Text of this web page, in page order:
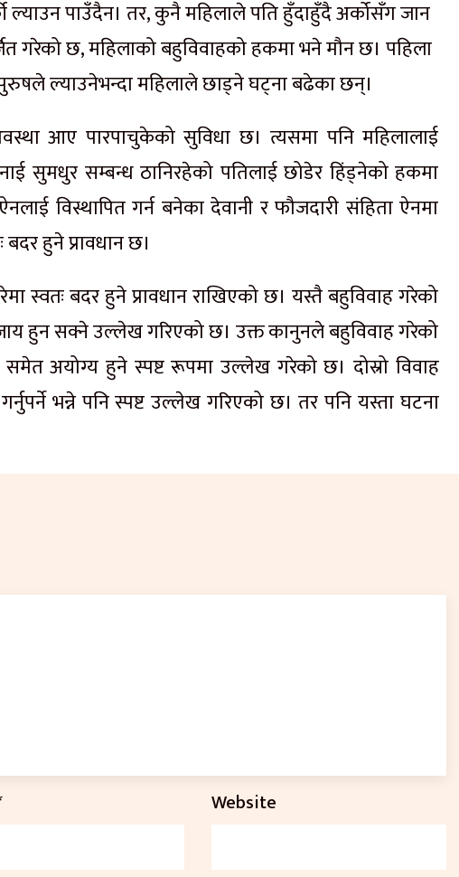
पाउँदैन। तर, कुनै महिलाले पति हुँदाहुँदै अर्कोसँग जान
गरेको छ, महिलाको बहुविवाहको हकमा भने मौन छ। पहिला
ल्याउनेभन्दा महिलाले छाड्ने घट्ना बढेका छन्।
आए पारपाचुकेको सुविधा छ। त्यसमा पनि महिलालाई
सुमधुर सम्बन्ध ठानिरहेको पतिलाई छोडेर हिंड्नेको हकमा
विस्थापित गर्न बनेका देवानी र फौजदारी संहिता ऐनमा
बदर हुने प्रावधान छ।
स्वतः बदर हुने प्रावधान राखिएको छ। यस्तै बहुविवाह गरेको
हुन सक्ने उल्लेख गरिएको छ। उक्त कानुनले बहुविवाह गरेको
समेत अयोग्य हुने स्पष्ट रूपमा उल्लेख गरेको छ। दोस्रो विवाह
भन्ने पनि स्पष्ट उल्लेख गरिएको छ। तर पनि यस्ता घटना
Website